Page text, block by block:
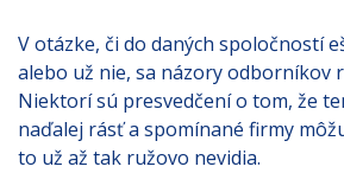
V otázke, či do daných spoločností
alebo už nie, sa názory odborníkov
Niektorí sú presvedčení o tom, že
naďalej rásť a spomínané firmy
to už až tak ružovo nevidia.